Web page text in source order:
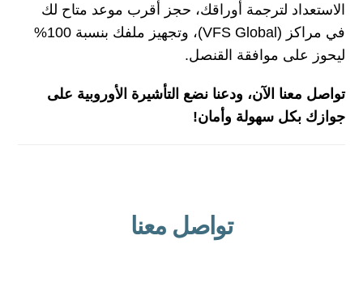
الاستعداد لترجمة أوراقك، حجز أقرب موعد متاح لك
في مراكز (VFS Global)، وتجهيز ملفك بنسبة 100%
ليحوز على موافقة القنصل.
تواصل معنا الآن، ودعنا نضع التأشيرة الأوروبية على
جوازك بكل سهولة وأمان!
تواصل معنا